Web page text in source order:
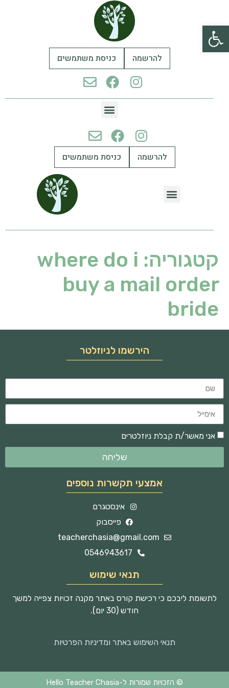
פתח סרגל נגישות
להרשמה כניסת משתמשים
להרשמה כניסת משתמשים
קטגוריה: where do i
buy a mail order
bride
הירשמו לניוזלטר
אני מאשר/ת קבלת ניוזלטרים
שליחה
אמצעי תקשרות נוספים
אינסטגרם
פייסבוק
teacherchasia@gmail.com
0546943617
תנאי שימוש
לתשומת ליבכם כי רכישת קורס באתר מקנה זכויות צפייה למשך
חודש (30 יום).
תנאי השימוש באתר ומדיניות הפרטיות
© הזכויות שמורות ל-Hello Teacher Chasia